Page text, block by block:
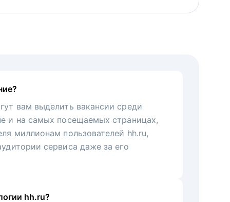
вам выделить вакансии среди
и на самых посещаемых страницах,
миллионам пользователей hh.ru,
сервиса даже за его
hh.ru?